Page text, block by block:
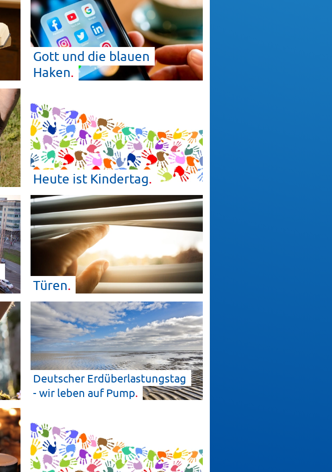
Gott und die blauen
Haken
Heute ist Kindertag
Türen
Deutscher Erdüberlastungstag
- wir leben aufPump